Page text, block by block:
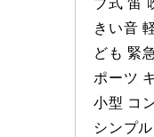
ブ式 笛
きい音
ども 緊
ポーツ
小型 コ
シンプ